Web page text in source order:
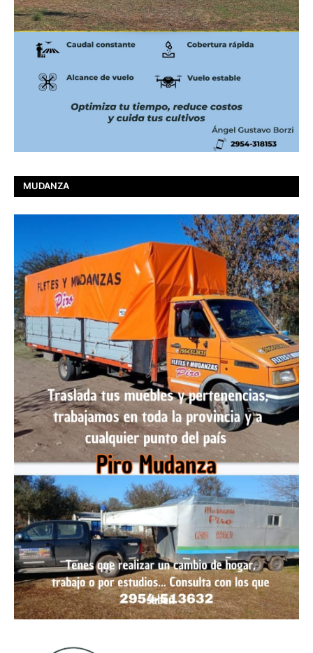
MUDANZA